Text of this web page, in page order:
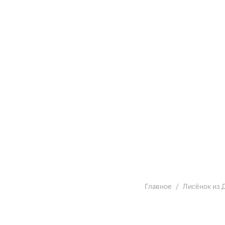
Главное Лисёнок из